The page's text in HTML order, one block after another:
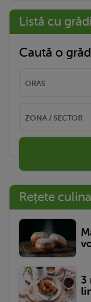
Listă cu
Caută o
Rețete
3